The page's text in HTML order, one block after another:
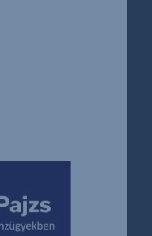
ugrik)
oldalra ugrik)
oldalra ugrik)